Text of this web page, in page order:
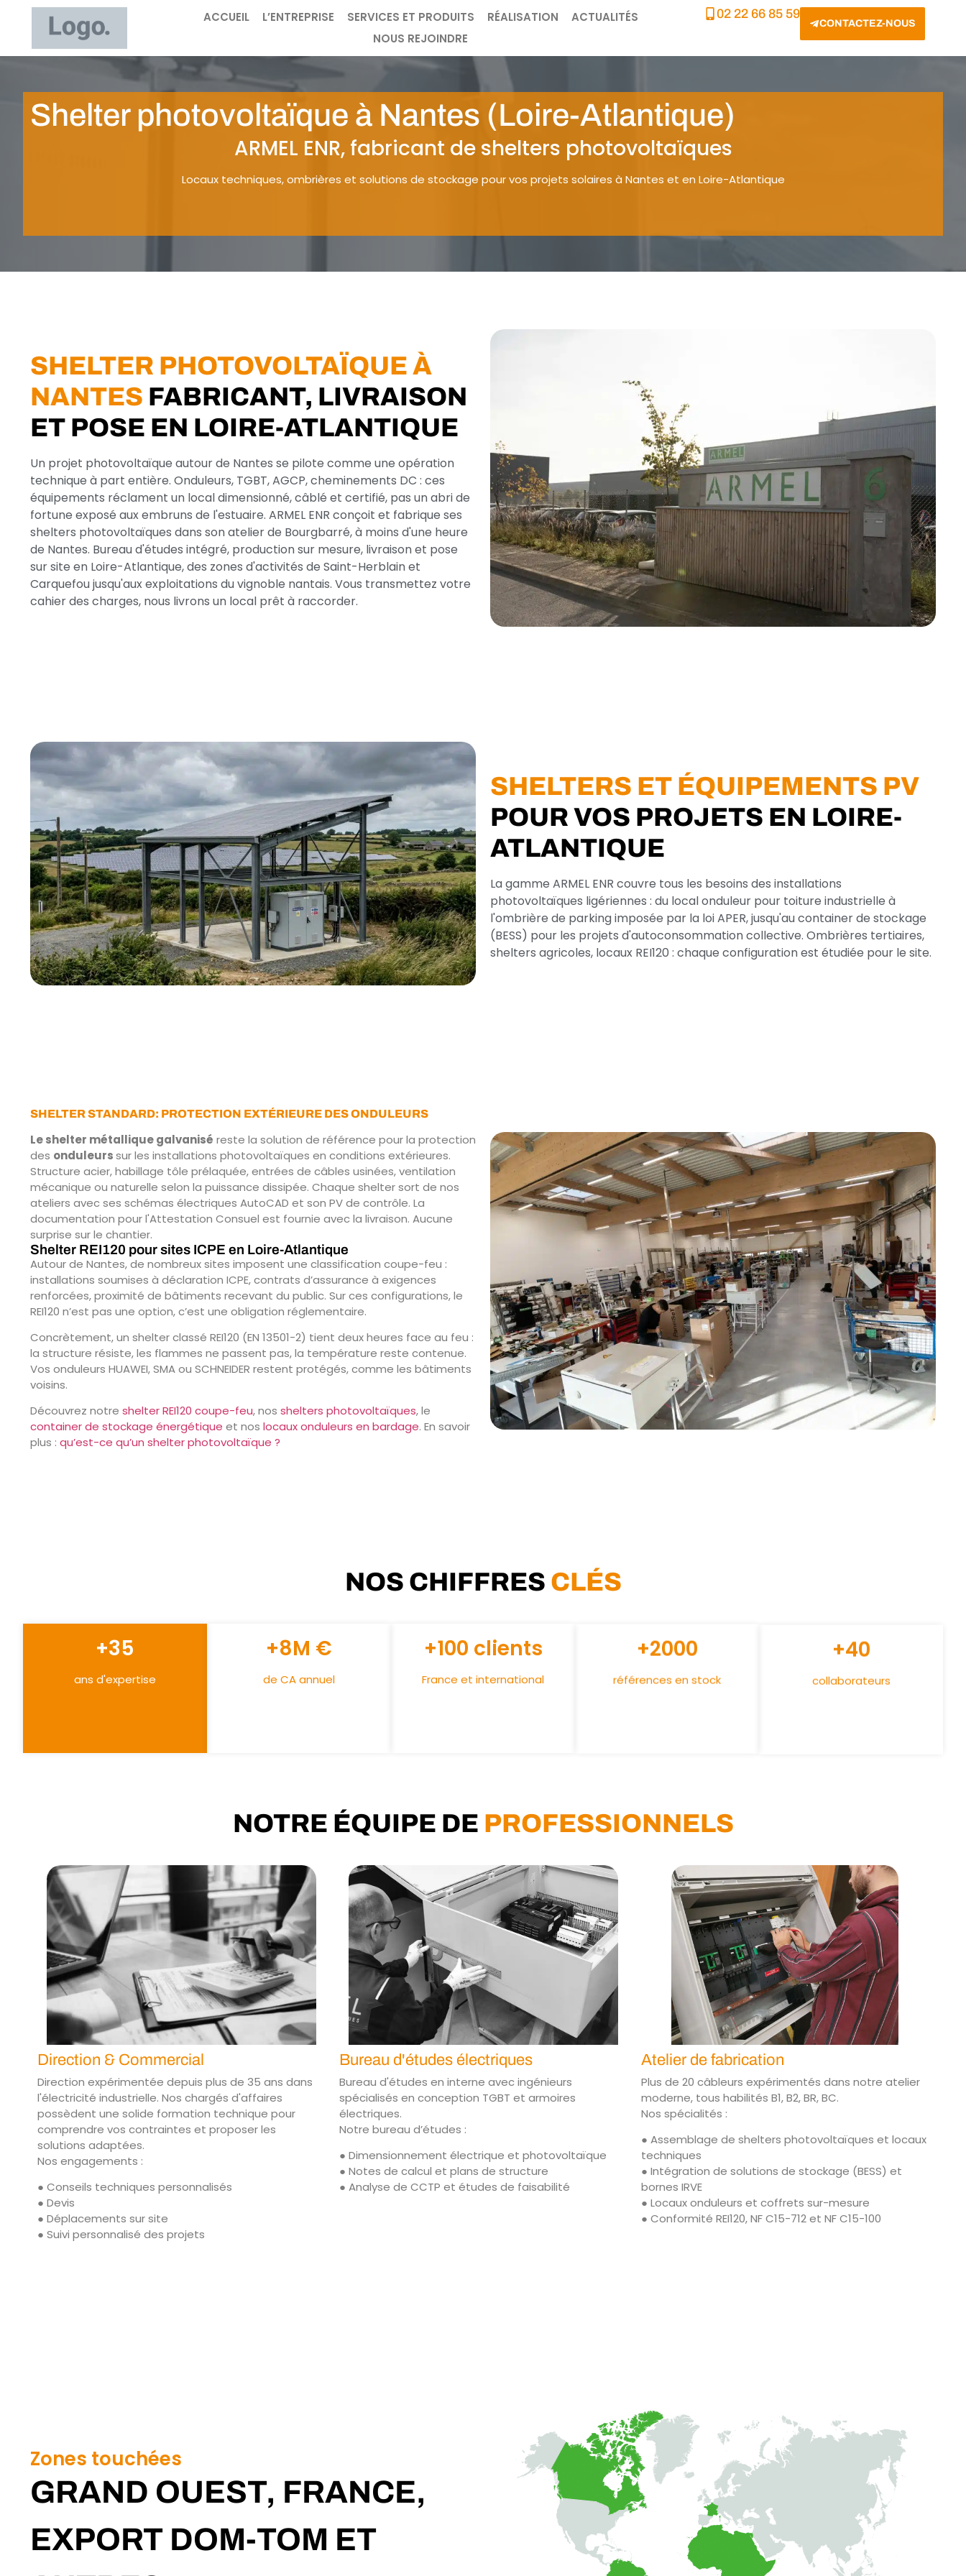
ACCUEIL L’ENTREPRISE SERVICES ET PRODUITS RÉALISATION
ACTUALITÉS
NOUS REJOINDRE
02 22 66 85 59
CONTACTEZ-NOUS
Shelter photovoltaïque à Nantes (Loire-Atlantique)
ARMEL ENR, fabricant de shelters photovoltaïques
Locaux techniques, ombrières et solutions de stockage pour vos projets solaires à Nantes et en Loire-Atlantique
SHELTER PHOTOVOLTAÏQUE À
NANTES FABRICANT, LIVRAISON
ET POSE EN LOIRE-ATLANTIQUE
Un projet photovoltaïque autour de Nantes se pilote comme une opération
technique à part entière. Onduleurs, TGBT, AGCP, cheminements DC : ces
équipements réclament un local dimensionné, câblé et certifié, pas un abri de
fortune exposé aux embruns de l'estuaire. ARMEL ENR conçoit et fabrique ses
shelters photovoltaïques dans son atelier de Bourgbarré, à moins d'une heure
de Nantes. Bureau d'études intégré, production sur mesure, livraison et pose
sur site en Loire-Atlantique, des zones d'activités de Saint-Herblain et
Carquefou jusqu'aux exploitations du vignoble nantais. Vous transmettez votre
cahier des charges, nous livrons un local prêt à raccorder.
SHELTERS ET ÉQUIPEMENTS PV
POUR VOS PROJETS EN LOIRE-
ATLANTIQUE
La gamme ARMEL ENR couvre tous les besoins des installations
photovoltaïques ligériennes : du local onduleur pour toiture industrielle à
l'ombrière de parking imposée par la loi APER, jusqu'au container de stockage
(BESS) pour les projets d'autoconsommation collective. Ombrières tertiaires,
shelters agricoles, locaux REI120 : chaque configuration est étudiée pour le site.
SHELTER STANDARD: PROTECTION EXTÉRIEURE DES ONDULEURS
Le shelter métallique galvanisé reste la solution de référence pour la protection
des onduleurssur les installations photovoltaïques en conditions extérieures.
Structure acier, habillage tôle prélaquée, entrées de câbles usinées, ventilation
mécanique ou naturelle selon la puissance dissipée. Chaque shelter sort de nos
ateliers avec ses schémas électriques AutoCAD et son PV de contrôle. La
documentation pour l'Attestation Consuel est fournie avec la livraison. Aucune
surprise sur le chantier.
Shelter REI120 pour sites ICPE en Loire-Atlantique
Autour de Nantes, de nombreux sites imposent une classification coupe-feu :
installations soumises à déclaration ICPE, contrats d’assurance à exigences
renforcées, proximité de bâtiments recevant du public. Sur ces configurations, le
REI120 n’est pas une option, c’est une obligation réglementaire.
Concrètement, un shelter classé REI120 (EN 13501-2) tient deux heures face au feu :
la structure résiste, les flammes ne passent pas, la température reste contenue.
Vos onduleurs HUAWEI, SMA ou SCHNEIDER restent protégés, comme les bâtiments
voisins.
Découvrez notre shelter REI120 coupe-feu, nos shelters photovoltaïques, le
container de stockage énergétique et nos locaux onduleurs en bardage. En savoir
plus : qu’est-ce qu’un shelter photovoltaïque ?
NOS CHIFFRES CLÉS
+35
ans d'expertise
+8M €
de CA annuel
+100 clients
France et international
+2000
références en stock
+40
collaborateurs
NOTRE ÉQUIPE DE PROFESSIONNELS
Direction & Commercial
Direction expérimentée depuis plus de 35 ans dans
l'électricité industrielle. Nos chargés d'affaires
possèdent une solide formation technique pour
comprendre vos contraintes et proposer les
solutions adaptées.
Nos engagements :
● Conseils techniques personnalisés
● Devis
● Déplacements sur site
● Suivi personnalisé des projets
Bureau d'études électriques
Bureau d'études en interne avec ingénieurs
spécialisés en conception TGBT et armoires
électriques.
Notre bureau d’études :
● Dimensionnement électrique et photovoltaïque
● Notes de calcul et plans de structure
● Analyse de CCTP et études de faisabilité
Atelier de fabrication
Plus de 20 câbleurs expérimentés dans notre atelier
moderne, tous habilités B1, B2, BR, BC.
Nos spécialités :
● Assemblage de shelters photovoltaïques et locaux
techniques
● Intégration de solutions de stockage (BESS) et
bornes IRVE
● Locaux onduleurs et coffrets sur-mesure
● Conformité REI120, NF C15-712 et NF C15-100
Zones touchées
GRAND OUEST, FRANCE,
EXPORT DOM-TOM ET